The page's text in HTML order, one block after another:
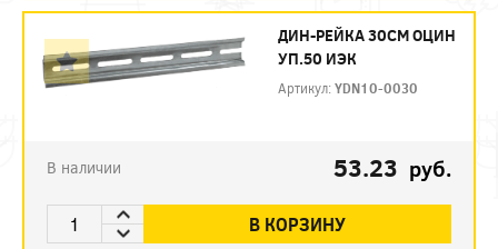
ДИН-РЕЙКА 30СМ ОЦИН
УП.50 ИЭК
Артикул:YDN10-0030
В наличии 53.23 руб.
В КОРЗИНУ